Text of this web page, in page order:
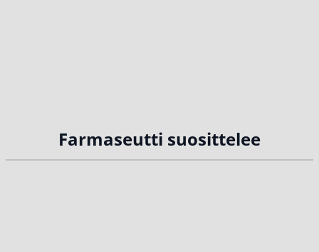
Farmaseutti suosittelee